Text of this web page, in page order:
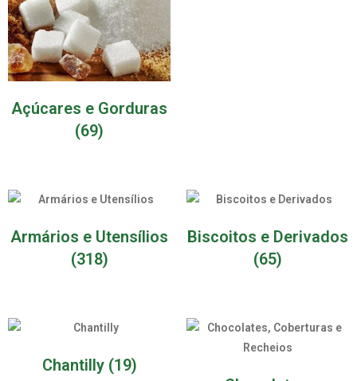
Açúcares e Gorduras
(69)
Armários e Utensílios
(318)
Biscoitos e Derivados
(65)
Chantilly (19)